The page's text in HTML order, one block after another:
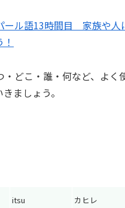
ール語13時間目 家族や人
・どこ・誰・何など、よく
ましょう。
itsu カヒレ